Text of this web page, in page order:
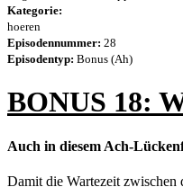
Kategorie:
hoeren
Episodennummer: 28
Episodentyp: Bonus (Ah)
BONUS 18:
Auch in diesem Ach-
Damit die Wartezeit